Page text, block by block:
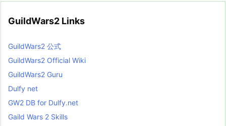
GuildWars2 Links
GuildWars2 公式
GuildWars2 Official Wiki
GuildWars2 Guru
Dulfy net
GW2 DB for Dulfy.net
Gaild Wars 2 Skills